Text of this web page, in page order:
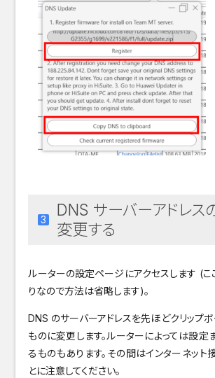
DNS サーバーアドレス
変更する
ルーターの設定ページにアクセスします (こ
りなので方法は省略します)。
DNS のサーバーアドレスを先ほどクリップ
ものに変更します。ルーターによっては設定
るものもあります。その間はインターネッ
とに注意してください。